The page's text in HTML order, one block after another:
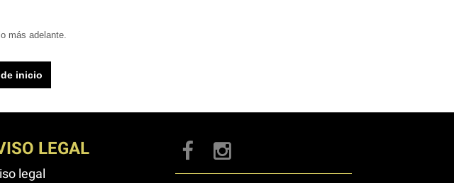
más adelante.
inicio
LEGAL
legal